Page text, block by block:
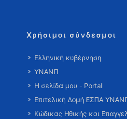
Χρήσιμοι σύνδεσμοι
Ελληνική κυβέρνηση
ΥΝΑΝΠ
Η σελίδα μου - Portal
Επιτελική Δομή ΕΣΠΑ
Κώδικας Ηθικής και